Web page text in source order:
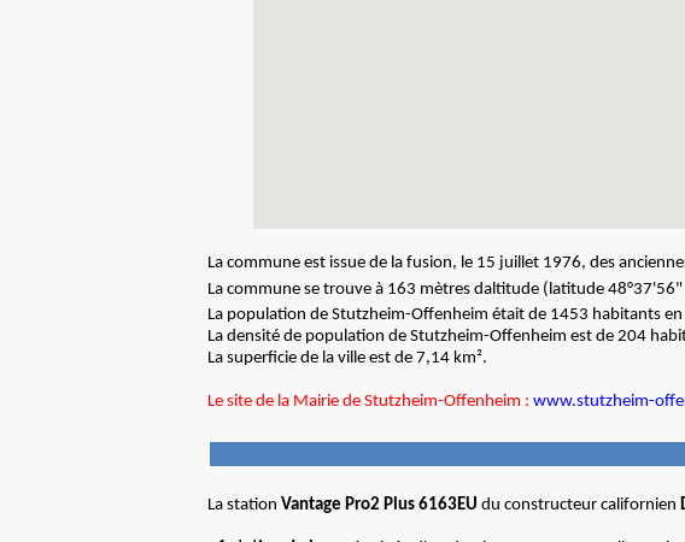
La commune est issue de la fusion, le 15 juillet 1976, des
La commune se trouve à 163 mètres daltitude (latitude
La population de Stutzheim-Offenheim était de 1453 habitants
La densité de population de Stutzheim-Offenheim est de 204
La superficie de la ville est de 7,14 km².
Le site de la Mairie de Stutzheim-Offenheim : www.stutzheim-
La station Vantage Pro2 Plus 6163EU du constructeur californien